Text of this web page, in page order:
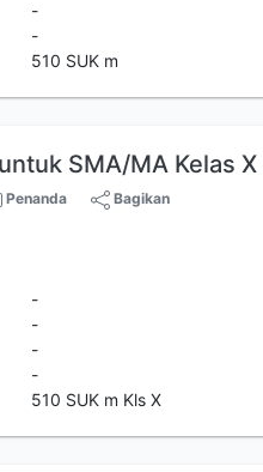
-
-
510 SUK m
SMA/MA Kelas X
Penanda Bagikan
-
-
-
-
510 SUK m Kls X